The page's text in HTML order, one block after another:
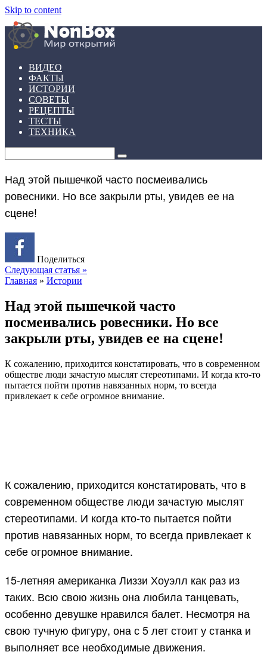
Skip to content
ВИДЕО
ФАКТЫ
ИСТОРИИ
СОВЕТЫ
РЕЦЕПТЫ
ТЕСТЫ
ТЕХНИКА
Над этой пышечкой часто посмеивались
ровесники. Но все закрыли рты, увидев ее на
сцене!
Поделиться
Следующая статья »
Главная » Истории
Над этой пышечкой часто
посмеивались ровесники. Но все
закрыли рты, увидев ее на сцене!
К сожалению, приходится констатировать, что в современном
обществе люди зачастую мыслят стереотипами. И когда кто-то
пытается пойти против навязанных норм, то всегда
привлекает к себе огромное внимание.
К сожалению, приходится констатировать, что в
современном обществе люди зачастую мыслят
стереотипами. И когда кто-то пытается пойти
против навязанных норм, то всегда привлекает к
себе огромное внимание.
15-летняя американка Лиззи Хоуэлл как раз из
таких. Всю свою жизнь она любила танцевать,
особенно девушке нравился балет. Несмотря на
свою тучную фигуру, она с 5 лет стоит у станка и
выполняет все необходимые движения.